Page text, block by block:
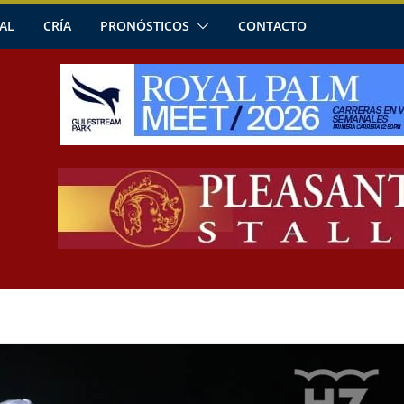
CRÍA PRONÓSTICOS CONTACTO